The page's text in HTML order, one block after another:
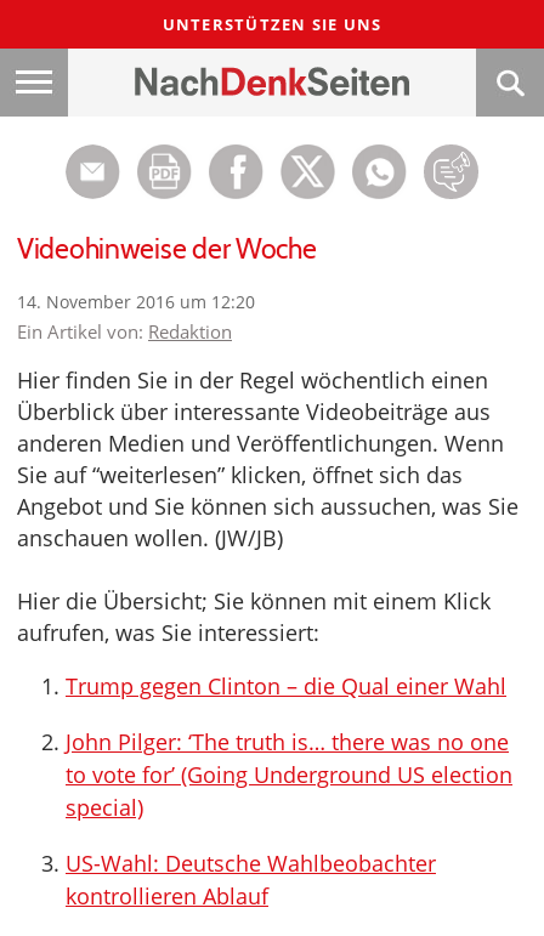
UNTERSTÜTZEN SIE UNS
Videohinweise der Woche
14. November 2016 um 12:20
Ein Artikel von: Redaktion
Hier finden Sie in der Regel wöchentlich einen
Überblick über interessante Videobeiträge aus
anderen Medien und Veröffentlichungen. Wenn
Sie auf “weiterlesen” klicken, öffnet sich das
Angebot und Sie können sich aussuchen, was Sie
anschauen wollen. (JW/JB)
Hier die Übersicht; Sie können mit einem Klick
aufrufen, was Sie interessiert:
Trump gegen Clinton – die Qual einer Wahl
John Pilger: ‘The truth is… there was no one
to vote for’ (Going Underground US election
special)
US-Wahl: Deutsche Wahlbeobachter
kontrollieren Ablauf